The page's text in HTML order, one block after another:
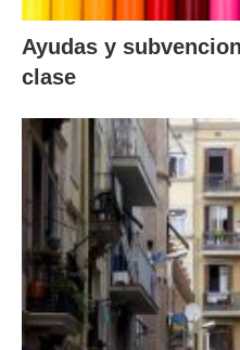
Ayudas y
clase